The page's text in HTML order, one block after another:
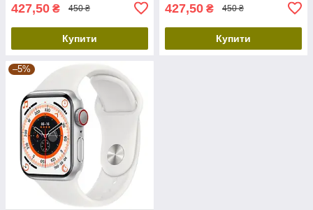
427,50 ₴ 450 ₴
Купити
427,50 ₴ 450 ₴
Купити
–5%